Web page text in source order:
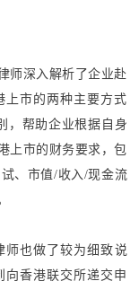
师深入解析了企业赴
上市的两种主要方式
帮助企业根据自身
上市的财务要求，包
、市值/收入/现金流
师也做了较为细致说
香港联交所递交申